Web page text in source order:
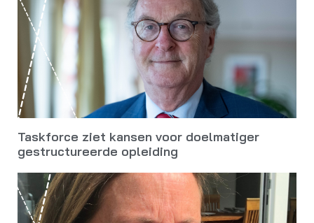
Taskforce ziet kansen voor doelmatiger
gestructureerde opleiding